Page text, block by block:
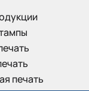
печать